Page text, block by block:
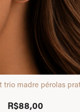
trio madre pérolas
R$88,00